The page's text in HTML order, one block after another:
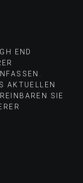
END
AKTUELLEN
SIE